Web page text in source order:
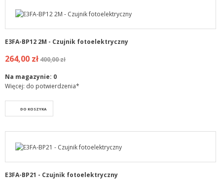
E3FA-BP12 2M - Czujnik fotoelektryczny
264,00 zł400,00 zł
Na magazynie: 0
Więcej: do potwierdzenia*
DO KOSZYKA
E3FA-BP21 - Czujnik fotoelektryczny